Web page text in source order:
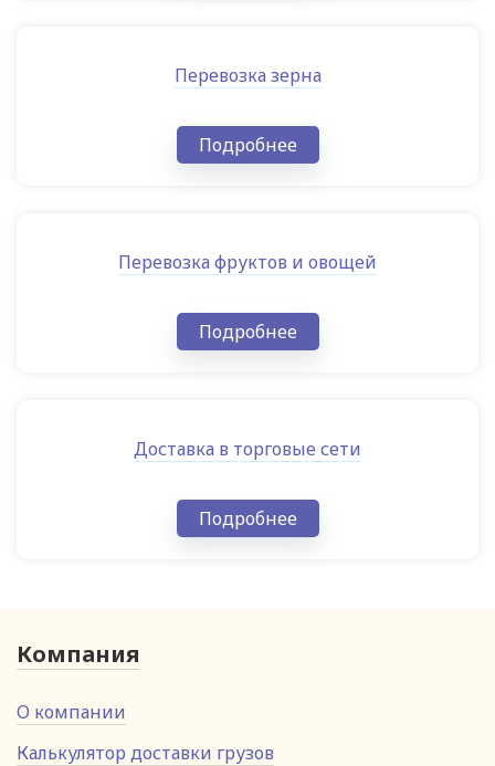
Перевозка зерна
Подробнее
Перевозка фруктов и овощей
Подробнее
Доставка в торговые сети
Подробнее
Компания
О компании
Калькулятор доставки грузов